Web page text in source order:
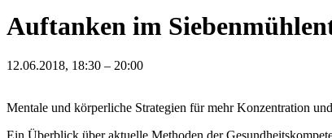
Auftanken im
12.06.2018, 18:30 – 20:00
Mentale und körperliche Strategien für mehr Konzentration